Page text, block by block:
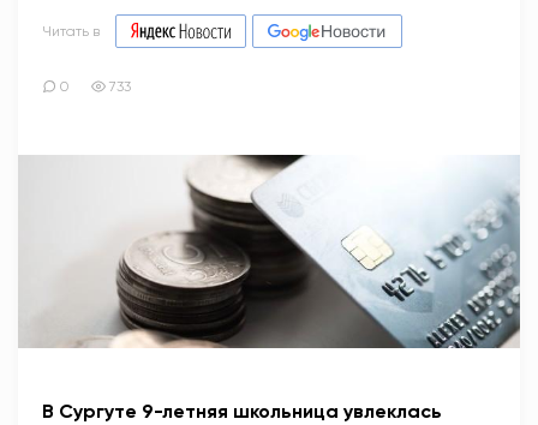
Читать в
0 733
В Сургуте 9-летняя школьница увлеклась